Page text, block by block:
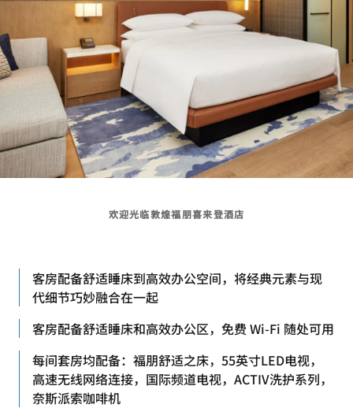
欢迎光临敦煌福朋喜来登酒店
客房配备舒适睡床到高效办公空间，将经典元素与现
代细节巧妙融合在一起
客房配备舒适睡床和高效办公区，免费 Wi-Fi 随处可用
每间套房均配备：福朋舒适之床，55英寸LED电视，
高速无线网络连接，国际频道电视，ACTIV洗护系列，
奈斯派索咖啡机